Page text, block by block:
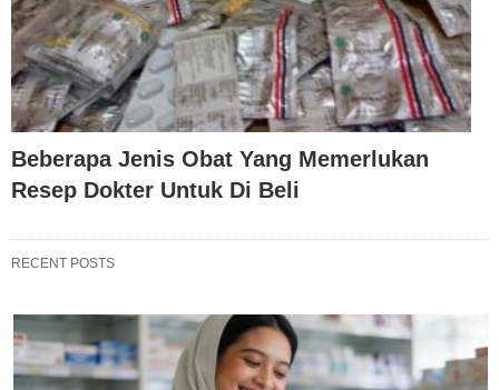
Beberapa Jenis Obat Yang Memerlukan
Resep Dokter Untuk Di Beli
RECENT POSTS